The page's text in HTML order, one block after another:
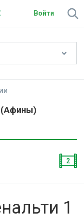
Войти
(Афины)
2
1